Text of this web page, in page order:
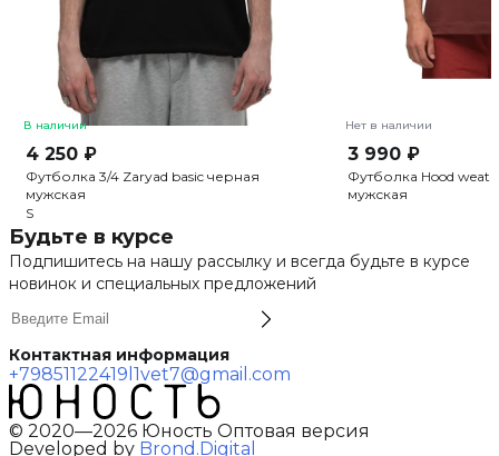
В наличии
4 250 ₽
Футболка 3/4 Zaryad basic черная
мужская
S
Нет в наличии
3 990 ₽
Футболка Hood
мужская
Будьте в курсе
Подпишитесь на нашу рассылку и всегда будьте в курсе
новинок и специальных предложений
Контактная информация
+79851122419 l1vet7@gmail.com
© 2020—2026 Юность Оптовая версия
Developed by Brond.Digital